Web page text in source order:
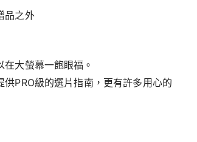
品之外
大螢幕一飽眼福。
PRO級的選片指南，更有許多用心的